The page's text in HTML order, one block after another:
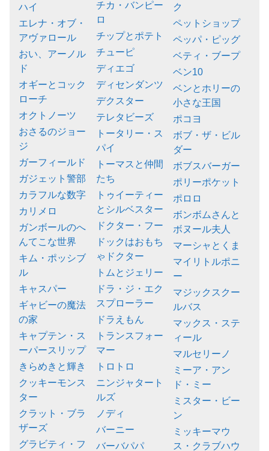
ハイ
エレナ・オブ・
アヴァロール
おい、アーノル
ド
オギーとコック
ローチ
オクトノーツ
おさるのジョー
ジ
ガーフィールド
ガジェット警部
カラフルな数字
カリメロ
ガンボールのへ
んてこな世界
キム・ポッシブ
ル
キャスパー
ギャビーの魔法
の家
キャプテン・ス
ーパースリップ
きらめきと輝き
クッキーモンス
ター
クラット・ブラ
ザーズ
グラビティ・フ
チカ・バンピー
ロ
チップとポテト
チューピ
ディエゴ
ディセンダンツ
デクスター
テレタビーズ
トータリー・ス
パイ
トーマスと仲間
たち
トゥイーティー
とシルベスター
ドクター・フー
ドックはおもち
ゃドクター
トムとジェリー
ドラ・ジ・エク
スプローラー
ドラえもん
トランスフォー
マー
トロトロ
ニンジャタート
ルズ
ノディ
バーニー
バーバパパ
ク
ペットショップ
ペッパ・ピッグ
ベティ・ブープ
ベン10
ベンとホリーの
小さな王国
ポコヨ
ボブ・ザ・ビル
ダー
ボブスバーガー
ポリーポケット
ポロロ
ボンボムさんと
ボヌール夫人
マーシャとくま
マイリトルポニ
ー
マジックスクー
ルバス
マックス・ステ
ィール
マルセリーノ
ミーア・アン
ド・ミー
ミスター・ビー
ン
ミッキーマウ
ス・クラブハウ